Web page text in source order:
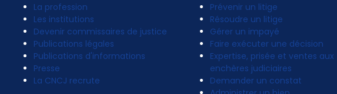
La profession
Les institutions
Devenir commissaires de justice
Publications légales
Publications d'informations
Presse
La CNCJ recrute
Prévenir un litige
Résoudre un litige
Gérer un impayé
Faire exécuter une décision
Expertise, prisée et ventes aux
enchères judiciaires
Demander un constat